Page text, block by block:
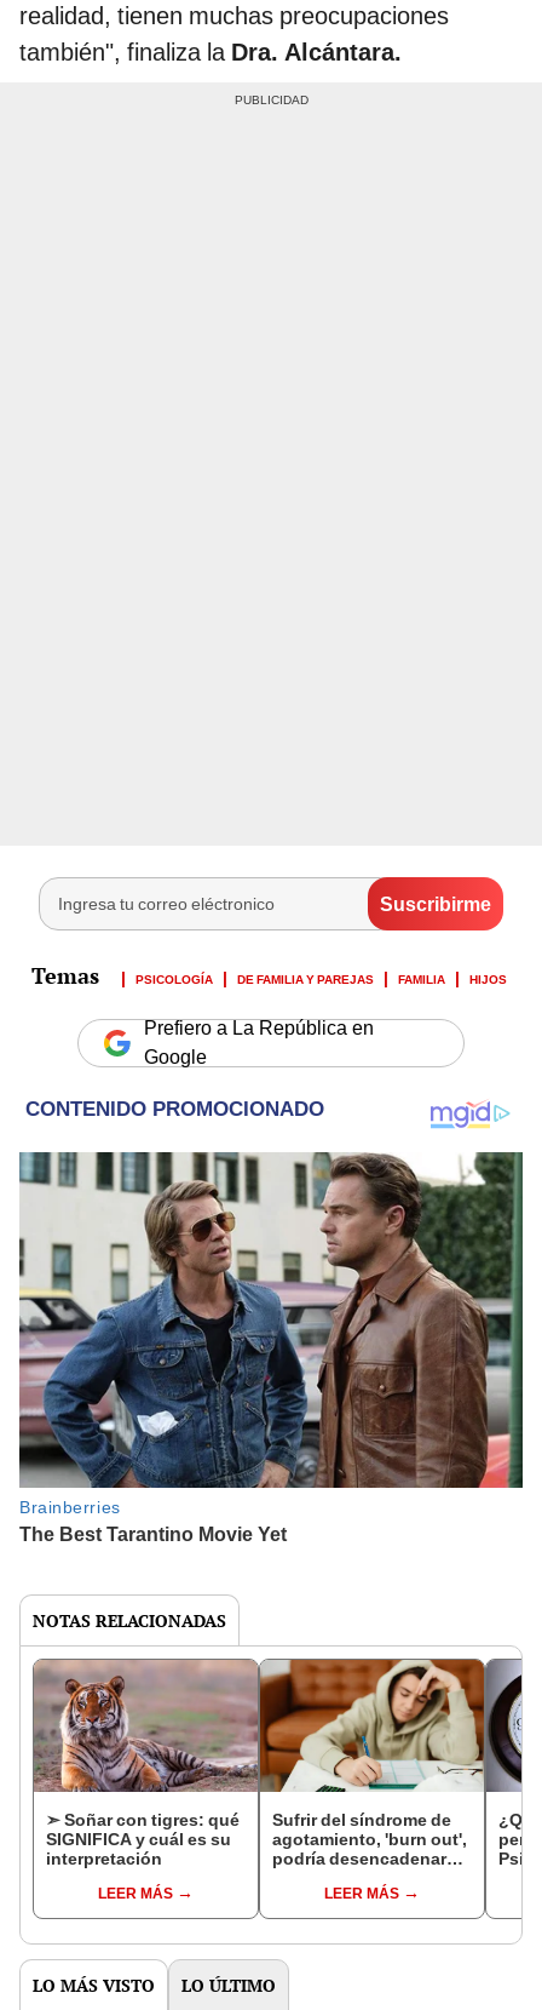
realidad, tienen muchas preocupaciones
también", finaliza la Dra. Alcántara.
PSICOLOGÍA DE FAMILIA Y PAREJAS FAMILIA HIJOS
Prefiero a La República en
Google
NOTAS RELACIONADAS
➣ Soñar con tigres: qué
SIGNIFICA y cuál es su
interpretación
LEER MÁS
Sufrir del síndrome de
agotamiento, 'burn out',
podría desencadenar
videojuegos, según
especialistas de la
LEER MÁS
tarde
LO MÁS VISTO LO ÚLTIMO